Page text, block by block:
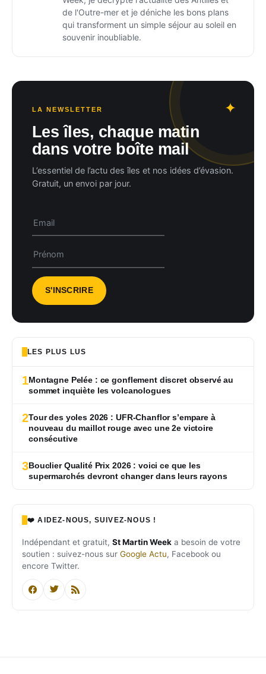
de l'Outre-mer et je déniche les bons plans
qui transforment un simple séjour au soleil en
souvenir inoubliable.
LA NEWSLETTER
Les îles, chaque matin
dans votre boîte mail
L’essentiel de l’actu des îles et nos idées d’évasion.
Gratuit, un envoi par jour.
LES PLUS LUS
1Montagne Pelée : ce gonflement discret observé au
sommet inquiète les volcanologues
2Tour des yoles 2026 : UFR-Chanflor s’empare à
nouveau du maillot rouge avec une 2e victoire
consécutive
3Bouclier Qualité Prix 2026 : voici ce que les
supermarchés devront changer dans leurs rayons
❤️ AIDEZ-NOUS, SUIVEZ-NOUS !
Indépendant et gratuit, St Martin Week a besoin de votre
soutien : suivez-nous sur Google Actu, Facebook ou
encore Twitter.